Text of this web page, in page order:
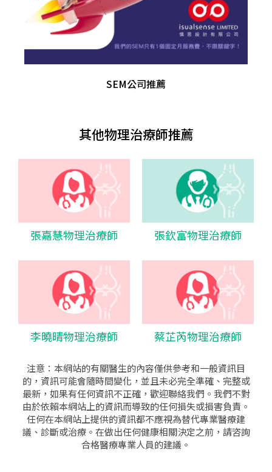
SEM公司推薦
其他物理治療師推薦
張嘉慧物理治療師 張欽富物理治療師
李曉晴物理治療師 蔡芷芮物理治療師
注意：本網站的有關醫生的內容僅供參考和一般資訊目
的，資訊可能會隨時間變化，並且未必完全準確、完整或
最新，如果有任何資訊不正確，歡迎聯絡我們。我們不對
由於依賴本網站上的資訊而導致的任何損失或損害負責。
任何在本網站上提供的資訊都不應視為替代專業醫療建
議、診斷或治療。在做出任何健康相關決定之前，請咨詢
合格醫療專業人員的建議。